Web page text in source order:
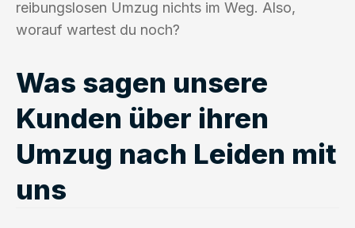
reibungslosen Umzug nichts im Weg. Also,
worauf wartest du noch?
Was sagen unsere
Kunden über ihren
Umzug nach Leiden mit
uns